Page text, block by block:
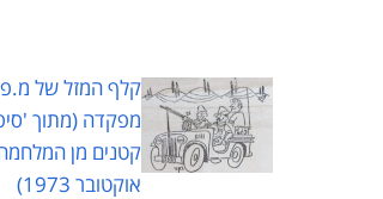
קלף המזל של
מפקדה (מתוך
קטנים מן
אוקטובר 1973)